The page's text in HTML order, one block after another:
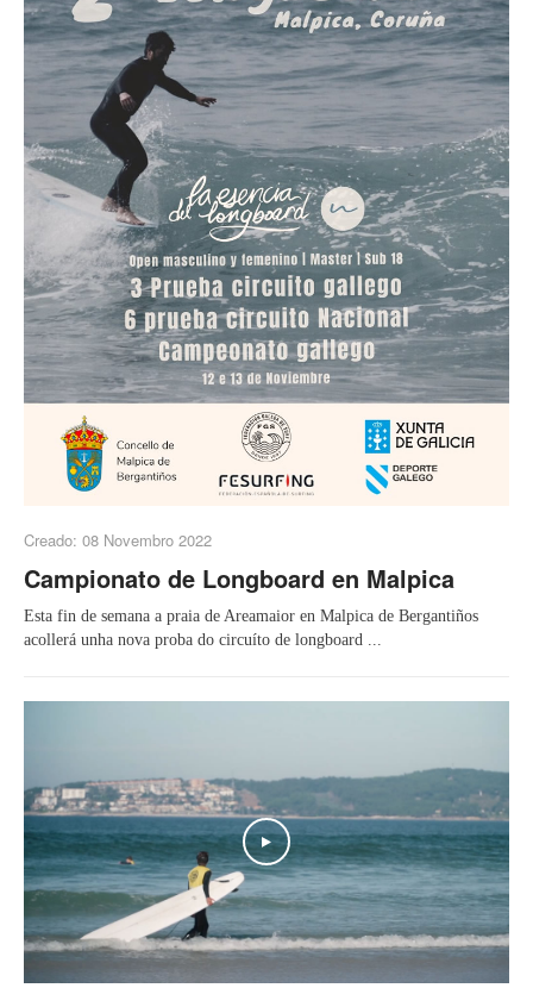
Creado: 08 Novembro 2022
Campionato de Longboard en Malpica
Esta fin de semana a praia de Areamaior en Malpica de Bergantiños
acollerá unha nova proba do circuíto de longboard ...
Play